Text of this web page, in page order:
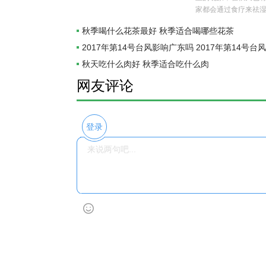
家都会通过食疗来祛
秋季喝什么花茶最好 秋季适合喝哪些花茶
2017年第14号台风影响广东吗 2017年第14号台
秋天吃什么肉好 秋季适合吃什么肉
网友评论
登录